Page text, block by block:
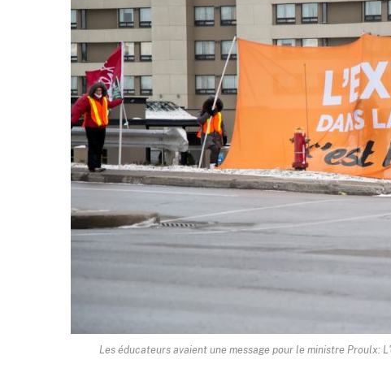
Les éducateurs avaient une message pour le ministre Proulx: